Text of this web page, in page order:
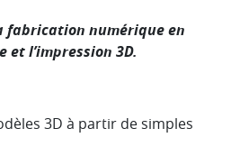
fabrication numérique en
l’impression 3D.
3D à partir de simples